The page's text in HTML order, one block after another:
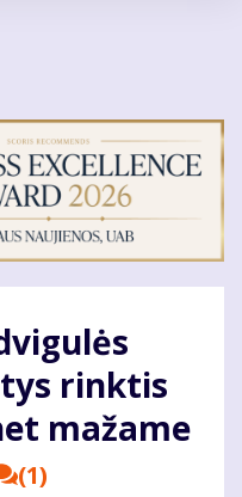
rinktis
mažame
(1)